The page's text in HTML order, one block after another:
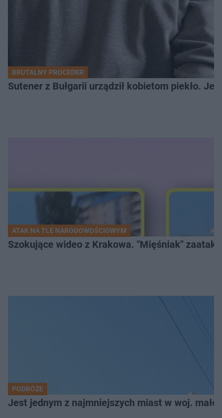
BRUTALNY PROCEDER
Sutener z Bułgarii urządził kobietom piekło.
ATAK NA TLE NARODOWOŚCIOWYM
Szokujące wideo z Krakowa. "Mięśniak"
PODRÓŻE
Jest jednym z najmniejszych miast w woj.